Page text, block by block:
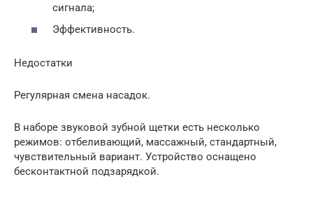
сигнала;
Эффективность.
Недостатки
Регулярная смена насадок.
В наборе звуковой зубной щетки есть несколько
режимов: отбеливающий, массажный, стандартный,
чувствительный вариант. Устройство оснащено
бесконтактной подзарядкой.